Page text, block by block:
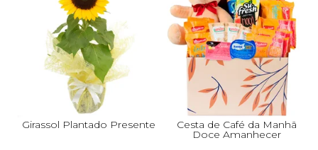
Girassol Plantado Presente Cesta de Café da Manh
Doce Amanhecer